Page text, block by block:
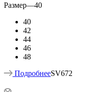
Размер—40
40
42
44
46
48
ПодробнееSV672